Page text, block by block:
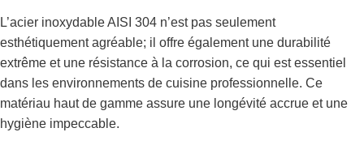
L’acier inoxydable AISI 304 n’est pas seulement
esthétiquement agréable; il offre également une durabilité
extrême et une résistance à la corrosion, ce qui est essentiel
dans les environnements de cuisine professionnelle. Ce
matériau haut de gamme assure une longévité accrue et une
hygiène impeccable.